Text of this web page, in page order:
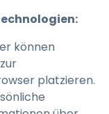
können
platzieren.